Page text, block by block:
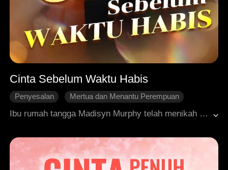
Cinta Sebelum Waktu Habis
Penyesalan
Mertua dan Menantu Perempuan
Roman Modern
Ibu rumah tangga Madisyn Murphy telah menikah dengan suaminya, Dominic Murphy selama bertahun-tahun, menanggung sikap pilih kasih ibu mertuanya dan manuver adik iparnya yang licik. Berjuang demi kedamaian keluarga, Madisyn diam-diam bertahan selama ini. Baru setelah dokter memberitahunya bahwa dia hanya memiliki waktu satu bulan lagi untuk hidup karena kanker payudara, dia memutuskan untuk tidak lagi berdiam diri dan merebut kembali harga dirinya.